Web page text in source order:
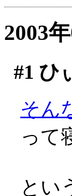
2003
#1 ひ
そん
って
とい